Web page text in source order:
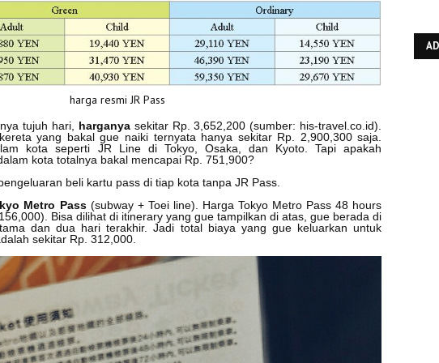
harga resmi JR Pass
tujuh hari, harganyasekitar Rp. 3,652,200 (sumber: his-travel.co.id).
yang bakal gue naiki ternyata hanya sekitar Rp. 2,900,300 saja.
kota seperti JR Line di Tokyo, Osaka, dan Kyoto. Tapi apakah
kota totalnya bakal mencapai Rp. 751,900?
beli kartu pass di tiap kota tanpa JR Pass.
Metro Pass(subway + Toei line). Harga Tokyo Metro Pass 48 hours
Bisa dilihat di itinerary yang gue tampilkan di atas, gue berada di
dan dua hari terakhir. Jadi total biaya yang gue keluarkan untuk
sekitar Rp. 312,000.